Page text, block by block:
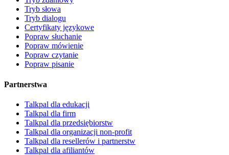
Tryb słowa
Tryb dialogu
Certyfikaty językowe
Popraw słuchanie
Popraw mówienie
Popraw czytanie
Popraw pisanie
Partnerstwa
Talkpal dla edukacji
Talkpal dla firm
Talkpal dla przedsiębiorstw
Talkpal dla organizacji non-profit
Talkpal dla resellerów i partnerstw
Talkpal dla afiliantów